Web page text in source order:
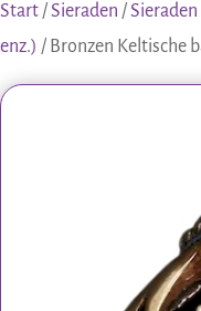
Start /Sieraden /
enz.) / Bronzen Keltische